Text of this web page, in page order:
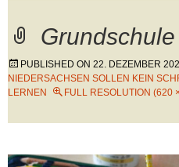
Grundschule
PUBLISHED ON 22. DEZEMBER
NIEDERSACHSEN SOLLEN KEIN
LERNEN
FULL RESOLUTION (620